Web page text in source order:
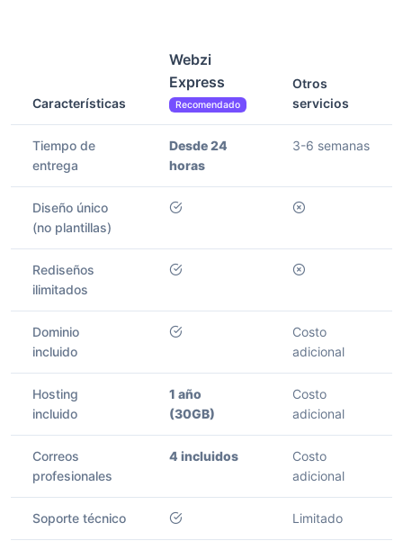
Características
Webzi
Express
Recomendado
Otros
servicios
Tiempo de
entrega
Desde 24
horas
3-6 semanas
Diseño único
(no plantillas)
Rediseños
ilimitados
Dominio
incluido
Costo
adicional
Hosting
incluido
1 año
(30GB)
Costo
adicional
Correos
profesionales
4 incluidos
Costo
adicional
Soporte técnico Limitado